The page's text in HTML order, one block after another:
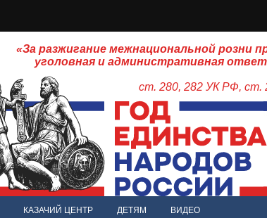
«За разжигание межнациональной розни
уголовная и административная
ст. 280, 282 УК РФ, ст.
КАЗАЧИЙ ЦЕНТР ДЕТЯМ ВИДЕО